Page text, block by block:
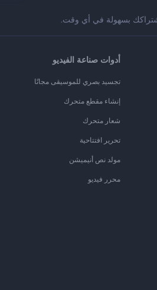
بسهولة في أي وقت.
أدوات صناعة الفيديو
تجسيد بصري للموسيقى مجانًا
إنشاء مقطع متحرك
شعار متحرك
تحرير افتتاحية
مولد نص أنيميشن
محرر فيديو